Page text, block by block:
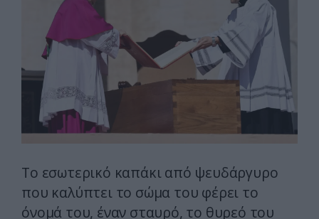
Το εσωτερικό καπάκι από ψευδάργυρο
που καλύπτει το σώμα του φέρει το
όνομά του, έναν σταυρό, το θυρεό του